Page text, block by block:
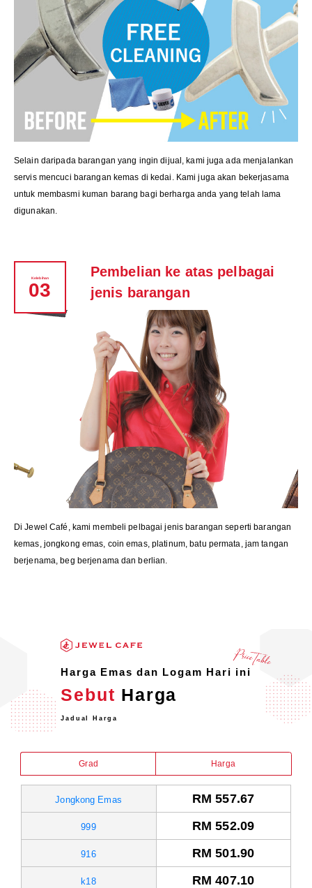
Selain daripada barangan yang ingin dijual, kami juga ada menjalankan
servis mencuci barangan kemas di kedai. Kami juga akan bekerjasama
untuk membasmi kuman barang bagi berharga anda yang telah lama
digunakan.
Pembelian ke atas pelbagai
jenis barangan
Kelebihan
03
Di Jewel Café, kami membeli pelbagai jenis barangan seperti barangan
kemas, jongkong emas, coin emas, platinum, batu permata, jam tangan
berjenama, beg berjenama dan berlian.
Harga Emas dan Logam Hari ini
Sebut Harga
Jadual Harga
Grad Harga
Jongkong Emas RM 557.67
999 RM 552.09
916 RM 501.90
k18 RM 407.10